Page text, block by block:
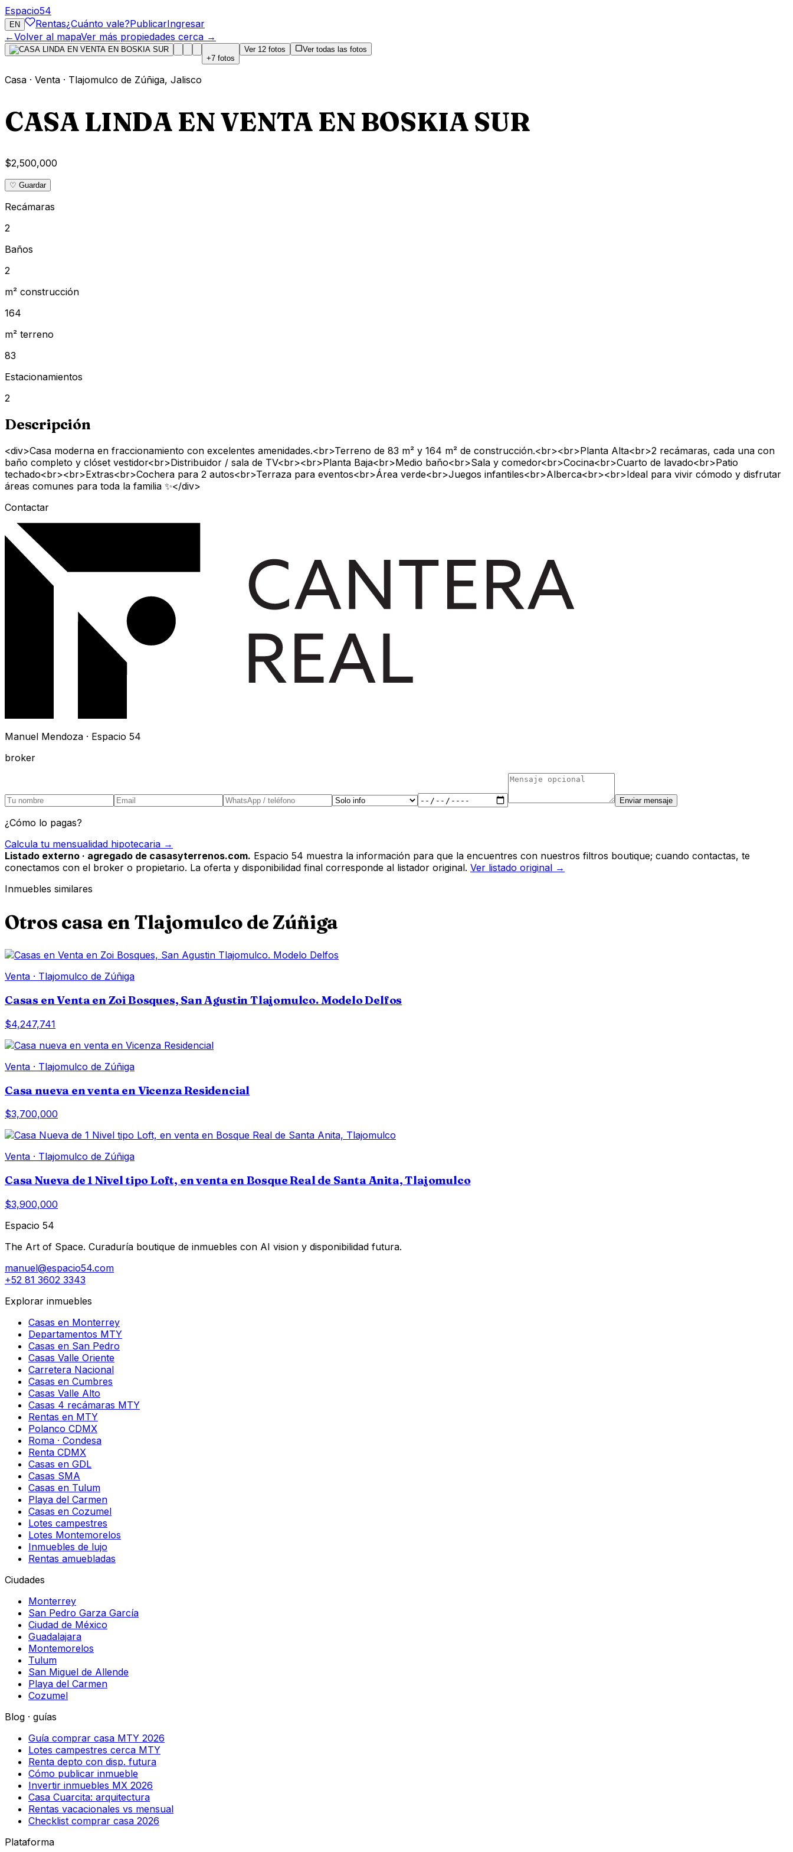
Espacio54
EN Rentas¿Cuánto vale?PublicarIngresar
←Volver al mapaVer más propiedades cerca →
+7 fotos
Ver 12 fotos Ver todas las fotos
Casa · Venta · Tlajomulco de Zúñiga, Jalisco
CASA LINDA EN VENTA EN BOSKIA SUR
$2,500,000
♡ Guardar
Recámaras
2
Baños
2
m² construcción
164
m² terreno
83
Estacionamientos
2
Descripción
<div>Casa moderna en fraccionamiento con excelentes amenidades.<br>Terreno de 83 m² y 164 m² de construcción.<br><br>Planta Alta<br>2 recámaras, cada una con
baño completo y clóset vestidor<br>Distribuidor / sala de TV<br><br>Planta Baja<br>Medio baño<br>Sala y comedor<br>Cocina<br>Cuarto de lavado<br>Patio
techado<br><br>Extras<br>Cochera para 2 autos<br>Terraza para eventos<br>Área verde<br>Juegos infantiles<br>Alberca<br><br>Ideal para vivir cómodo y disfrutar
áreas comunes para toda la familia ✨</div>
Contactar
Manuel Mendoza · Espacio 54
broker
Enviar mensaje
¿Cómo lo pagas?
Calcula tu mensualidad hipotecaria →
Listado externo · agregado de casasyterrenos.com. Espacio 54 muestra la información para que la encuentres con nuestros filtros boutique; cuando contactas, te
conectamos con el broker o propietario. La oferta y disponibilidad final corresponde al listador original. Ver listado original →
Inmuebles similares
Otros casa en Tlajomulco de Zúñiga
Venta · Tlajomulco de Zúñiga
Casas en Venta en Zoi Bosques, San Agustin Tlajomulco. Modelo Delfos
$4,247,741
Venta · Tlajomulco de Zúñiga
Casa nueva en venta en Vicenza Residencial
$3,700,000
Venta · Tlajomulco de Zúñiga
Casa Nueva de 1 Nivel tipo Loft, en venta en Bosque Real de Santa Anita, Tlajomulco
$3,900,000
Espacio 54
The Art of Space. Curaduría boutique de inmuebles con AI vision y disponibilidad futura.
manuel@espacio54.com
+52 81 3602 3343
Explorar inmuebles
Casas en Monterrey
Departamentos MTY
Casas en San Pedro
Casas Valle Oriente
Carretera Nacional
Casas en Cumbres
Casas Valle Alto
Casas 4 recámaras MTY
Rentas en MTY
Polanco CDMX
Roma · Condesa
Renta CDMX
Casas en GDL
Casas SMA
Casas en Tulum
Playa del Carmen
Casas en Cozumel
Lotes campestres
Lotes Montemorelos
Inmuebles de lujo
Rentas amuebladas
Ciudades
Monterrey
San Pedro Garza García
Ciudad de México
Guadalajara
Montemorelos
Tulum
San Miguel de Allende
Playa del Carmen
Cozumel
Blog · guías
Guía comprar casa MTY 2026
Lotes campestres cerca MTY
Renta depto con disp. futura
Cómo publicar inmueble
Invertir inmuebles MX 2026
Casa Cuarcita: arquitectura
Rentas vacacionales vs mensual
Checklist comprar casa 2026
Plataforma